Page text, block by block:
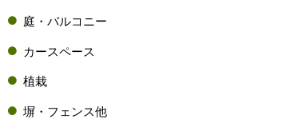
庭・バルコニー
カースペース
植栽
塀・フェンス他